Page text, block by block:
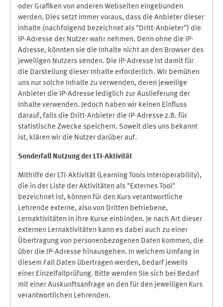
oder Grafiken von anderen Webseiten eingebunden
werden. Dies setzt immer voraus, dass die Anbieter dieser
Inhalte (nachfolgend bezeichnet als "Dritt-Anbieter") die
IP-Adresse der Nutzer wahr nehmen. Denn ohne die IP-
Adresse, könnten sie die Inhalte nicht an den Browser des
jeweiligen Nutzers senden. Die IP-Adresse ist damit für
die Darstellung dieser Inhalte erforderlich. Wir bemühen
uns nur solche Inhalte zu verwenden, deren jeweilige
Anbieter die IP-Adresse lediglich zur Auslieferung der
Inhalte verwenden. Jedoch haben wir keinen Einfluss
darauf, falls die Dritt-Anbieter die IP-Adresse z.B. für
statistische Zwecke speichern. Soweit dies uns bekannt
ist, klären wir die Nutzer darüber auf.
Sonderfall Nutzung der LTI-Aktivität
Mithilfe der LTI-Aktivität (Learning Tools Interoperability),
die in der Liste der Aktivitäten als "Externes Tool"
bezeichnet ist, können für den Kurs verantwortliche
Lehrende externe, also von Dritten betriebene,
Lernaktivitäten in ihre Kurse einbinden. Je nach Art dieser
externen Lernaktivitäten kann es dabei auch zu einer
Übertragung von personenbezogenen Daten kommen, die
über die IP-Adresse hinausgehen. In welchem Umfang in
diesem Fall Daten übertragen werden, bedarf jeweils
einer Einzelfallprüfung. Bitte wenden Sie sich bei Bedarf
mit einer Auskunftsanfrage an den für den jeweiligen Kurs
verantwortlichen Lehrenden.